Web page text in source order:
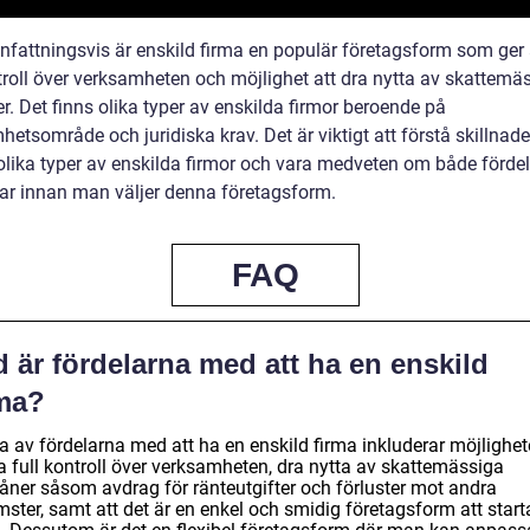
är enskild firma en populär företagsform som ger
över verksamheten och möjlighet att dra nytta av
Det finns olika typer av enskilda firmor beroende på
och juridiska krav. Det är viktigt att förstå
typer av enskilda firmor och vara medveten om både
innan man väljer denna företagsform.
FAQ
är fördelarna med att ha en enskild
av fördelarna med att ha en enskild firma inkluderar
full kontroll över verksamheten, dra nytta av skattemässiga
såsom avdrag för ränteutgifter och förluster mot andra
samt att det är en enkel och smidig företagsform att